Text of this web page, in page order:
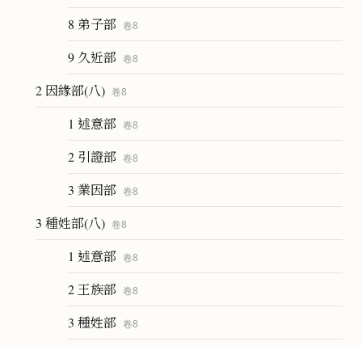
8 弟子部 卷8
9 久近部 卷8
2 因緣部(八) 卷8
1 述意部 卷8
2 引證部 卷8
3 業因部 卷8
3 種姓部(八) 卷8
1 述意部 卷8
2 王族部 卷8
3 種姓部 卷8